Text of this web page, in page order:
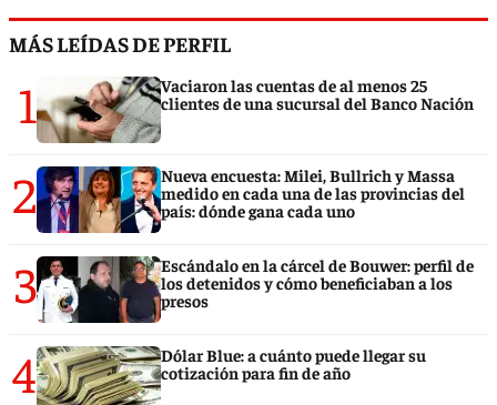
MÁS LEÍDAS DE PERFIL
1
Vaciaron las cuentas de al menos 25
clientes de una sucursal del Banco Nación
2
Nueva encuesta: Milei, Bullrich y Massa
medido en cada una de las provincias del
país: dónde gana cada uno
3
Escándalo en la cárcel de Bouwer: perfil de
los detenidos y cómo beneficiaban a los
presos
4
Dólar Blue: a cuánto puede llegar su
cotización para fin de año